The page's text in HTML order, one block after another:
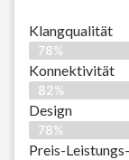
Klangqualität
78%
Konnektivität
82%
Design
78%
Preis-